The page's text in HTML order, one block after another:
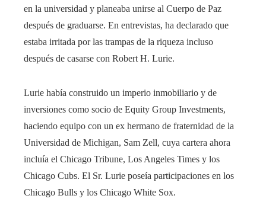
en la universidad y planeaba unirse al Cuerpo de Paz
después de graduarse. En entrevistas, ha declarado que
estaba irritada por las trampas de la riqueza incluso
después de casarse con Robert H. Lurie.
Lurie había construido un imperio inmobiliario y de
inversiones como socio de Equity Group Investments,
haciendo equipo con un ex hermano de fraternidad de la
Universidad de Michigan, Sam Zell, cuya cartera ahora
incluía el Chicago Tribune, Los Angeles Times y los
Chicago Cubs. El Sr. Lurie poseía participaciones en los
Chicago Bulls y los Chicago White Sox.